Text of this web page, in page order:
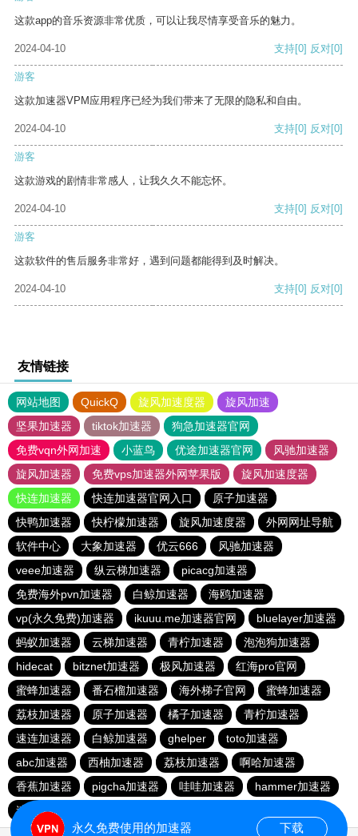
这款app的音乐资源非常优质，可以让我尽情享受音乐的魅力。
2024-04-10 支持[0] 反对[0]
游客
这款加速器VPM应用程序已经为我们带来了无限的隐私和自由。
2024-04-10 支持[0] 反对[0]
游客
这款游戏的剧情非常感人，让我久久不能忘怀。
2024-04-10 支持[0] 反对[0]
游客
这款软件的售后服务非常好，遇到问题都能得到及时解决。
2024-04-10 支持[0] 反对[0]
友情链接
网站地图 QuickQ 旋风加速度器
旋风加速
坚果加速器
tiktok加速器
狗急加速器官网
免费vqn外网加速
小蓝鸟 优途加速器官网
风驰加速器
旋风加速器
免费vps加速器外网苹果版
旋风加速度器
快连加速器
快连加速器官网入口
原子加速器
快鸭加速器
快柠檬加速器 旋风加速度器
外网网址导航
软件中心
大象加速器 优云666
风驰加速器
veee加速器
纵云梯加速器
picacg加速器
免费海外pvn加速器
白鲸加速器
海鸥加速器
vp(永久免费)加速器
ikuuu.me加速器官网
bluelayer加速器
蚂蚁加速器
云梯加速器 青柠加速器
泡泡狗加速器
hidecat
bitznet加速器 极风加速器
红海pro官网
蜜蜂加速器
番石榴加速器 海外梯子官网
蜜蜂加速器
荔枝加速器
原子加速器 橘子加速器
青柠加速器
速连加速器
白鲸加速器 ghelper
toto加速器
abc加速器
西柚加速器 荔枝加速器
啊哈加速器
香蕉加速器
pigcha加速器 哇哇加速器
hammer加速器
速连加速器
永久免费使用的加速器 下载